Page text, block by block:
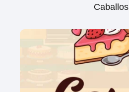
Caballos